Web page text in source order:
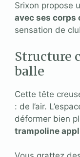
Srixon propose
avec ses corps
sensation de
Structure
balle
Cette tête
: de l’air.
déformer bien
trampoline